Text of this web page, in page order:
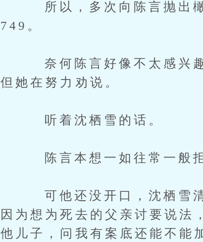
所以，多次向陈言抛出橄
749。
奈何陈言好像不太感兴趣
但她在努力劝说。
听着沈栖雪的话。
陈言本想一如往常一般拒
可他还没开口，沈栖雪清
因为想为死去的父亲讨要说法
他儿子，问我有案底还能不能